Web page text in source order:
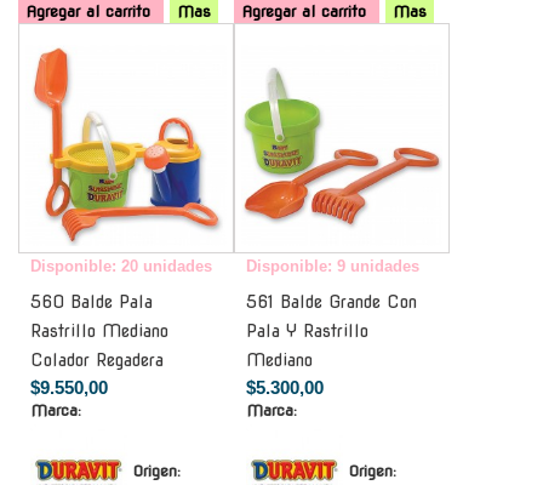
Agregar al carrito Mas Agregar al carrito
Mas
Disponible: 20 unidades
560 Balde Pala
Rastrillo Mediano
Colador Regadera
$9.550,00
Marca:
Origen:
Disponible: 9 unidades
561 Balde Grande Con
Pala Y Rastrillo
Mediano
$5.300,00
Marca:
Origen: